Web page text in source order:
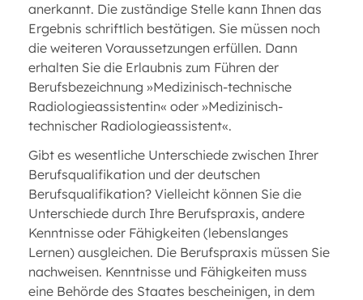
anerkannt. Die zuständige Stelle kann Ihnen das
Ergebnis schriftlich bestätigen. Sie müssen noch
die weiteren Voraussetzungen erfüllen. Dann
erhalten Sie die Erlaubnis zum Führen der
Berufsbezeichnung »Medizinisch-technische
Radiologieassistentin« oder »Medizinisch-
technischer Radiologieassistent«.
Gibt es wesentliche Unterschiede zwischen Ihrer
Berufsqualifikation und der deutschen
Berufsqualifikation? Vielleicht können Sie die
Unterschiede durch Ihre Berufspraxis, andere
Kenntnisse oder Fähigkeiten (lebenslanges
Lernen) ausgleichen. Die Berufspraxis müssen Sie
nachweisen. Kenntnisse und Fähigkeiten muss
eine Behörde des Staates bescheinigen, in dem